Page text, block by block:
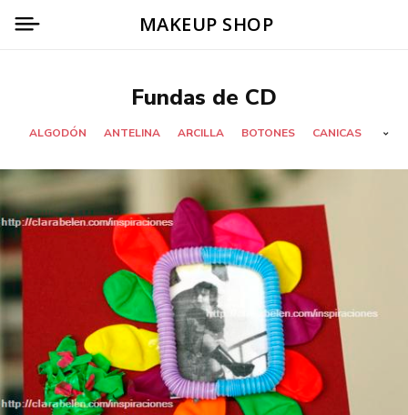
MAKEUP SHOP
Fundas de CD
ALGODÓN ANTELINA ARCILLA BOTONES CANICAS